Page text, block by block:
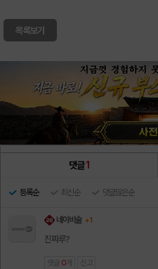
목록보기
댓글1
등록순 최신순 댓글많은순
네이비술 + 1
진짜루?
댓글 0 개 신고